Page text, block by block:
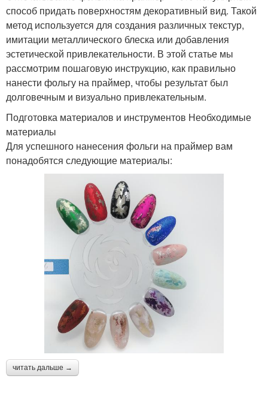
способ придать поверхностям декоративный вид. Такой
метод используется для создания различных текстур,
имитации металлического блеска или добавления
эстетической привлекательности. В этой статье мы
рассмотрим пошаговую инструкцию, как правильно
нанести фольгу на праймер, чтобы результат был
долговечным и визуально привлекательным.
Подготовка материалов и инструментов Необходимые
материалы
Для успешного нанесения фольги на праймер вам
понадобятся следующие материалы:
читать дальше →